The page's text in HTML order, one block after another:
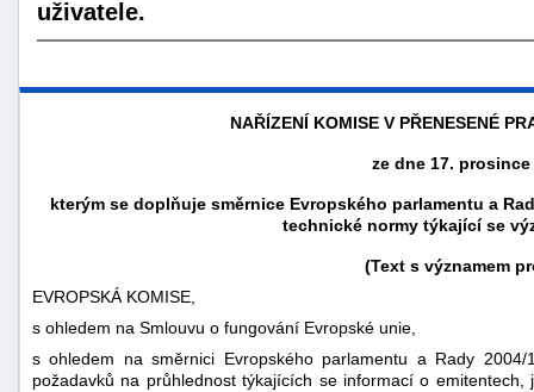
uživatele.
NAŘÍZENÍ KOMISE V PŘENESENÉ
ze dne 17. prosince
kterým se doplňuje směrnice Evropského parlamentu a
technické normy týkající se
(Text s významem
EVROPSKÁ KOMISE,
s ohledem na Smlouvu o fungování Evropské unie,
s ohledem na směrnici Evropského parlamentu a Rady
požadavků na průhlednost týkajících se informací o